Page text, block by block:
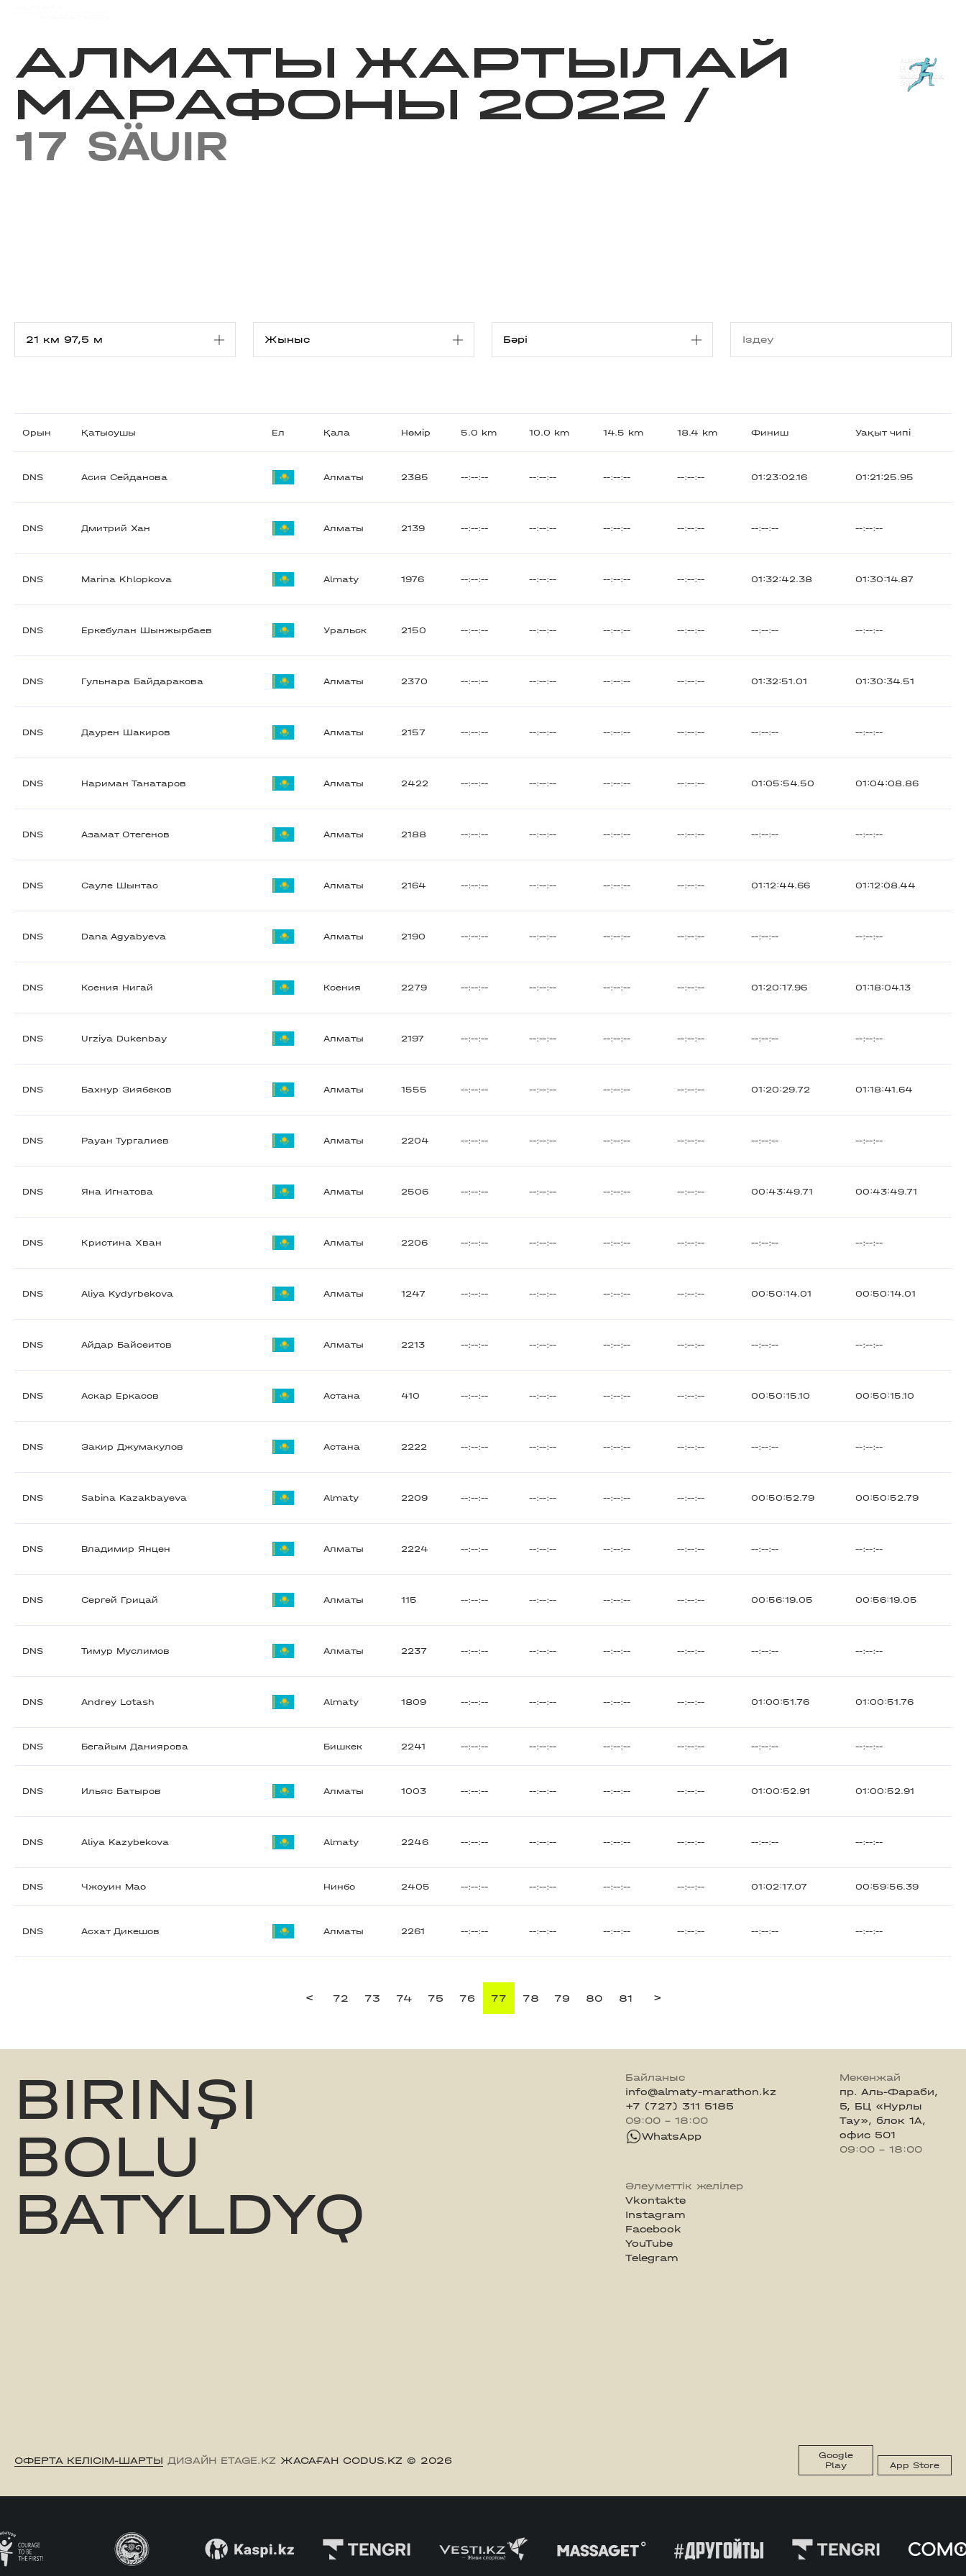
АЛМАТЫ ЖАРТЫЛАЙ
МАРАФОНЫ 2022 /
17 SÄUIR
Орын Қатысушы Ел Қала Нөмір 5.0 km 10.0 km 14.5 km 18.4 km Финиш Уақыт чипі
DNS Асия Сейданова Алматы 2385 --:--:-- --:--:-- --:--:-- --:--:-- 01:23:02.16 01:21:25.95
DNS Дмитрий Хан Алматы 2139 --:--:-- --:--:-- --:--:-- --:--:-- --:--:-- --:--:--
DNS Marina Khlopkova Almaty 1976 --:--:-- --:--:-- --:--:-- --:--:-- 01:32:42.38 01:30:14.87
DNS Еркебулан Шынжырбаев Уральск 2150 --:--:-- --:--:-- --:--:-- --:--:-- --:--:-- --:--:--
DNS Гульнара Байдаракова Алматы 2370 --:--:-- --:--:-- --:--:-- --:--:-- 01:32:51.01 01:30:34.51
DNS Даурен Шакиров Алматы 2157 --:--:-- --:--:-- --:--:-- --:--:-- --:--:-- --:--:--
DNS Нариман Танатаров Алматы 2422 --:--:-- --:--:-- --:--:-- --:--:-- 01:05:54.50 01:04:08.86
DNS Азамат Отегенов Алматы 2188 --:--:-- --:--:-- --:--:-- --:--:-- --:--:-- --:--:--
DNS Сауле Шынтас Алматы 2164 --:--:-- --:--:-- --:--:-- --:--:-- 01:12:44.66 01:12:08.44
DNS Dana Agyabyeva Алматы 2190 --:--:-- --:--:-- --:--:-- --:--:-- --:--:-- --:--:--
DNS Ксения Нигай Ксения 2279 --:--:-- --:--:-- --:--:-- --:--:-- 01:20:17.96 01:18:04.13
DNS Urziya Dukenbay Алматы 2197 --:--:-- --:--:-- --:--:-- --:--:-- --:--:-- --:--:--
DNS Бахнур Зиябеков Алматы 1555 --:--:-- --:--:-- --:--:-- --:--:-- 01:20:29.72 01:18:41.64
DNS Рауан Тургалиев Алматы 2204 --:--:-- --:--:-- --:--:-- --:--:-- --:--:-- --:--:--
DNS Яна Игнатова Алматы 2506 --:--:-- --:--:-- --:--:-- --:--:-- 00:43:49.71 00:43:49.71
DNS Кристина Хван Алматы 2206 --:--:-- --:--:-- --:--:-- --:--:-- --:--:-- --:--:--
DNS Aliya Kydyrbekova Алматы 1247 --:--:-- --:--:-- --:--:-- --:--:-- 00:50:14.01 00:50:14.01
DNS Айдар Байсеитов Алматы 2213 --:--:-- --:--:-- --:--:-- --:--:-- --:--:-- --:--:--
DNS Аскар Еркасов Астана 410 --:--:-- --:--:-- --:--:-- --:--:-- 00:50:15.10 00:50:15.10
DNS Закир Джумакулов Астана 2222 --:--:-- --:--:-- --:--:-- --:--:-- --:--:-- --:--:--
DNS Sabina Kazakbayeva Almaty 2209 --:--:-- --:--:-- --:--:-- --:--:-- 00:50:52.79 00:50:52.79
DNS Владимир Янцен Алматы 2224 --:--:-- --:--:-- --:--:-- --:--:-- --:--:-- --:--:--
DNS Сергей Грицай Алматы 115 --:--:-- --:--:-- --:--:-- --:--:-- 00:56:19.05 00:56:19.05
DNS Тимур Муслимов Алматы 2237 --:--:-- --:--:-- --:--:-- --:--:-- --:--:-- --:--:--
DNS Andrey Lotash Almaty 1809 --:--:-- --:--:-- --:--:-- --:--:-- 01:00:51.76 01:00:51.76
DNS Бегайым Даниярова Бишкек 2241 --:--:-- --:--:-- --:--:-- --:--:-- --:--:-- --:--:--
DNS Ильяс Батыров Алматы 1003 --:--:-- --:--:-- --:--:-- --:--:-- 01:00:52.91 01:00:52.91
DNS Aliya Kazybekova Almaty 2246 --:--:-- --:--:-- --:--:-- --:--:-- --:--:-- --:--:--
DNS Чжоуин Мао Нинбо 2405 --:--:-- --:--:-- --:--:-- --:--:-- 01:02:17.07 00:59:56.39
DNS Асхат Дикешов Алматы 2261 --:--:-- --:--:-- --:--:-- --:--:-- --:--:-- --:--:--
< 72 73 74 75 76 77 78 79 80 81 >
BIRINŞI
BOLU
BATYLDYQ
Байланыс
info@almaty-marathon.kz
+7 (727) 311 5185
09:00 - 18:00
WhatsApp
Мекенжай
пр. Аль-Фараби,
5, БЦ «Нурлы
Тау», блок 1А,
офис 501
09:00 - 18:00
Әлеуметтік желілер
Vkontakte
Instagram
Facebook
YouTube
Telegram
ОФЕРТА КЕЛІСІМ-ШАРТЫ ДИЗАЙН ETAGE.KZ ЖАСАҒАН CODUS.KZ © 2026
Google
Play
App Store